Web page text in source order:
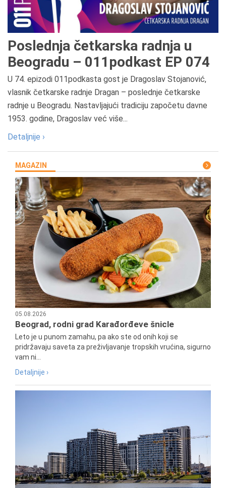
Poslednja četkarska radnja u
Beogradu – 011podkast EP 074
U 74. epizodi 011podkasta gost je Dragoslav Stojanović,
vlasnik četkarske radnje Dragan – poslednje četkarske
radnje u Beogradu. Nastavljajući tradiciju započetu davne
1953. godine, Dragoslav već više...
Detaljnije ›
MAGAZIN
05.08.2026
Beograd, rodni grad Karađorđeve šnicle
Leto je u punom zamahu, pa ako ste od onih koji se
pridržavaju saveta za preživljavanje tropskih vrućina, sigurno
vam ni...
Detaljnije ›